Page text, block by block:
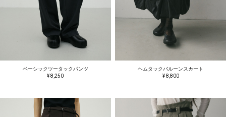
ベーシックツータックパンツ
¥ 8,250
ヘムタックバルーンスカート
¥ 8,800